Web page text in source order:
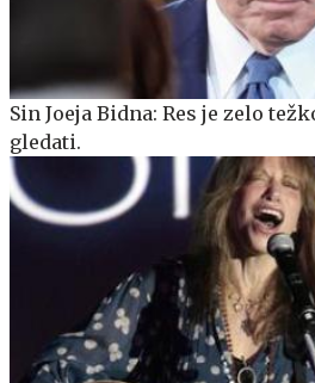
Sin Joeja Bidna: Res je zelo
gledati.